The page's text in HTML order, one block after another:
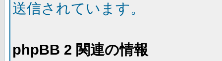
送信されています。
phpBB 2 関連の情報